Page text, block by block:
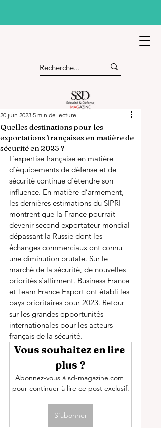
Quelles destinations pour les
exportations françaises en matière de
sécurité en 2023 ?
20 juin 2023 5 min de lecture
L’expertise française en matière
d’équipements de défense et de
sécurité continue d’étendre son
influence. En matière d’armement,
les dernières estimations du SIPRI
montrent que la France pourrait
devenir second exportateur mondial
dépassant la Russie dont les
échanges commerciaux ont connu
une diminution brutale. Sur le
marché de la sécurité, de nouvelles
priorités s’affirment. Business France
et Team France Export ont établi les
pays prioritaires pour 2023. Retour
sur les grandes opportunités
internationales pour les acteurs
français de la sécurité.
Vous souhaitez en lire
plus ?
Abonnez-vous à sd-magazine.com
pour continuer à lire ce post exclusif.
S'abonner